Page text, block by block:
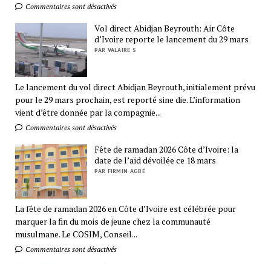
Commentaires sont désactivés
Vol direct Abidjan Beyrouth: Air Côte
d’Ivoire reporte le lancement du 29 mars
PAR VALAIRE S
Le lancement du vol direct Abidjan Beyrouth, initialement prévu
pour le 29 mars prochain, est reporté sine die. L’information
vient d’être donnée par la compagnie...
Commentaires sont désactivés
Fête de ramadan 2026 Côte d’Ivoire: la
date de l’aïd dévoilée ce 18 mars
PAR FIRMIN AGBÉ
La fête de ramadan 2026 en Côte d’Ivoire est célébrée pour
marquer la fin du mois de jeune chez la communauté
musulmane. Le COSIM, Conseil...
Commentaires sont désactivés